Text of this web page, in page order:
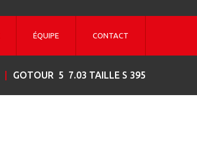
ÉQUIPE CONTACT
GOTOUR 5 7.03 TAILLE S 395